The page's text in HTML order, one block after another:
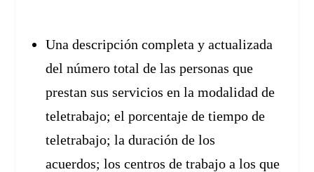
Una descripción completa y actualizada
del número total de las personas que
prestan sus servicios en la modalidad de
teletrabajo; el porcentaje de tiempo de
teletrabajo; la duración de los
acuerdos; los centros de trabajo a los que